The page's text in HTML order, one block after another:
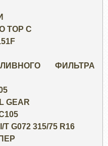
TOP C
ФИЛЬТРА
GEAR
G072 315/75 R16